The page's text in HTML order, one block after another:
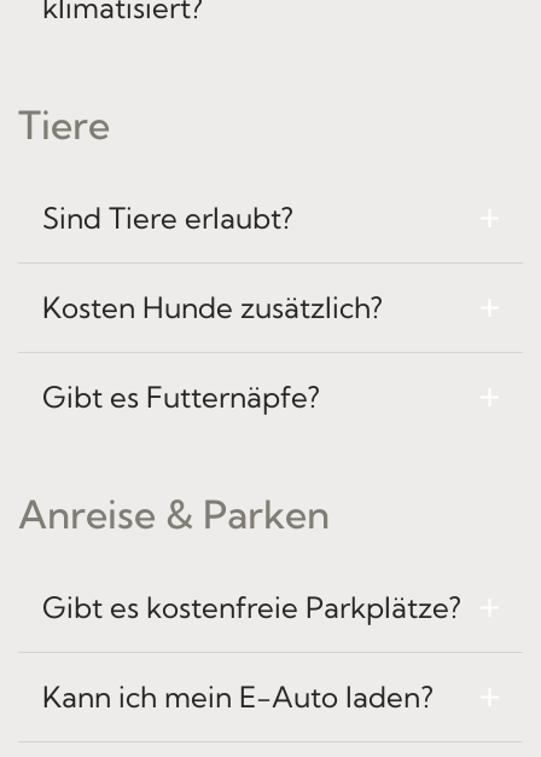
Tiere
Sind Tiere erlaubt?
Kosten Hunde zusätzlich?
Gibt es Futternäpfe?
Anreise & Parken
Gibt es kostenfreie Parkplätze?
Kann ich mein E-Auto laden?